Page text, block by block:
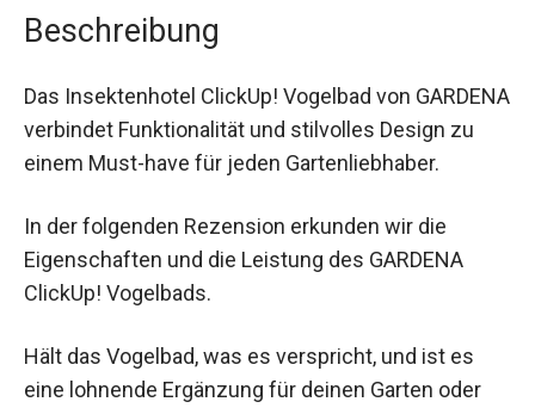
Beschreibung
Das Insektenhotel ClickUp! Vogelbad von GARDENA
verbindet Funktionalität und stilvolles Design zu
einem Must-have für jeden Gartenliebhaber.
In der folgenden Rezension erkunden wir die
Eigenschaften und die Leistung des GARDENA
ClickUp! Vogelbads.
Hält das Vogelbad, was es verspricht, und ist es
eine lohnende Ergänzung für deinen Garten oder